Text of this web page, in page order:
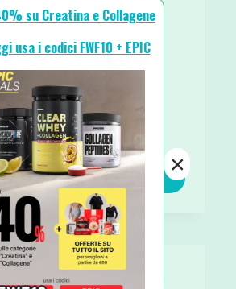
Salate Ebook Pdf
al carrello
su Creatina e Collagene
usa i codici FWF10 + EPIC
×